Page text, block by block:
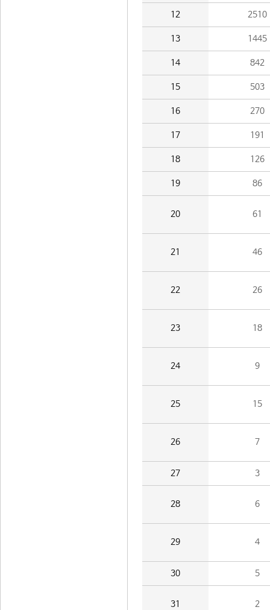
12 2510
13 1445
14 842
15 503
16 270
17 191
18 126
19 86
20 61
21 46
22 26
23 18
24 9
25 15
26 7
27 3
28 6
29 4
30 5
31 2